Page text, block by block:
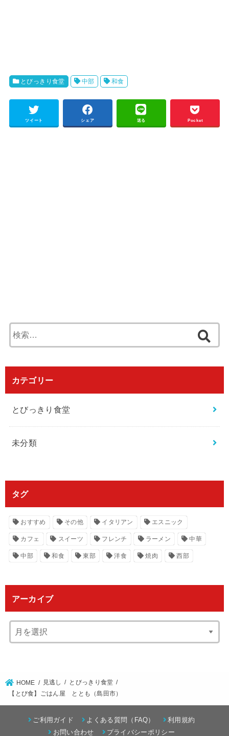
とびっきり食堂 中部 和食
ツイート シェア 送る Pocket
索
カテゴリー
とびっきり食堂
未分類
タグ
おすすめ その他 イタリアン エスニック
カフェ スイーツ フレンチ ラーメン 中華
中部 和食 東部 洋食 焼肉 西部
アーカイブ
HOME 見逃し
とびっきり食堂
【とび食】ごはん屋 ととも（島田市）
ご利用ガイド よくある質問（FAQ）
利用規約
お問い合わせ
プライバシーポリシー